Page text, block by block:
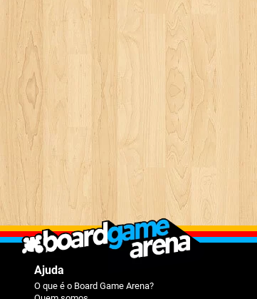
Ajuda
O que é o Board Game Arena?